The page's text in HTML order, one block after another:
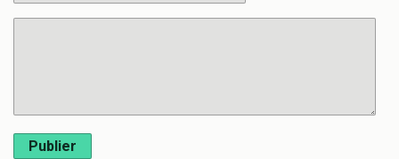
Publier